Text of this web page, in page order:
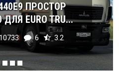
ПРОСТОР
ДЛЯ EURO TRU...
6 3.2